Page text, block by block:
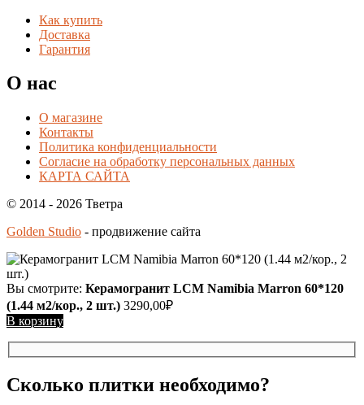
Как купить
Доставка
Гарантия
О нас
О магазине
Контакты
Политика конфиденциальности
Согласие на обработку персональных данных
КАРТА САЙТА
© 2014 - 2026 Тветра
Golden Studio - продвижение сайта
Вы смотрите: Керамогранит LCM Namibia Marron 60*120
(1.44 м2/кор., 2 шт.) 3290,00₽
В корзину
Сколько плитки необходимо?